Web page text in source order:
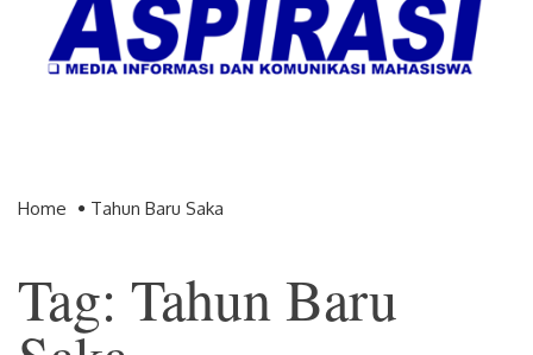
Home Tahun Baru Saka
Tag: Tahun Baru